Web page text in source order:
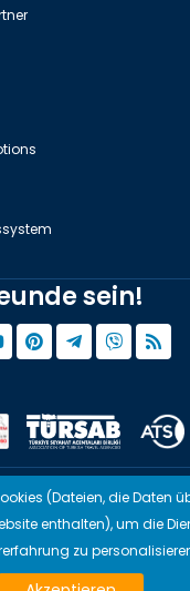
sein!
2015 - 2026,Tourwix.de
(Haftungsbeschränkt)
(Dateien, die Daten
enthalten), um die
zu